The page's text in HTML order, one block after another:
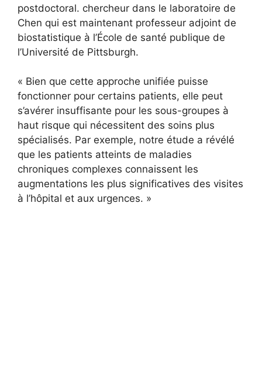
postdoctoral. chercheur dans le laboratoire de
Chen qui est maintenant professeur adjoint de
biostatistique à l’École de santé publique de
l’Université de Pittsburgh.
« Bien que cette approche unifiée puisse
fonctionner pour certains patients, elle peut
s’avérer insuffisante pour les sous-groupes à
haut risque qui nécessitent des soins plus
spécialisés. Par exemple, notre étude a révélé
que les patients atteints de maladies
chroniques complexes connaissent les
augmentations les plus significatives des visites
à l’hôpital et aux urgences. »